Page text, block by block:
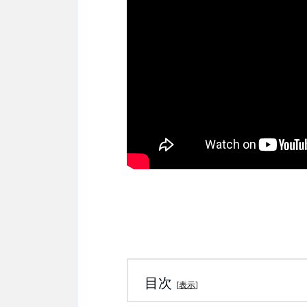
目次 [表示]